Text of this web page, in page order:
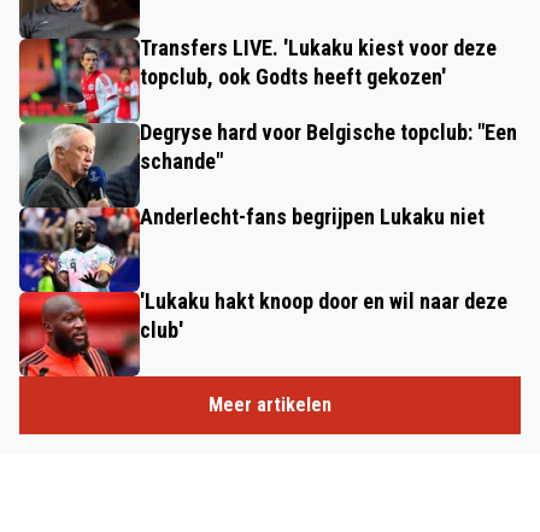
Transfers LIVE. 'Lukaku kiest voor deze
topclub, ook Godts heeft gekozen'
Degryse hard voor Belgische topclub: "Een
schande"
Anderlecht-fans begrijpen Lukaku niet
'Lukaku hakt knoop door en wil naar deze
club'
Meer artikelen